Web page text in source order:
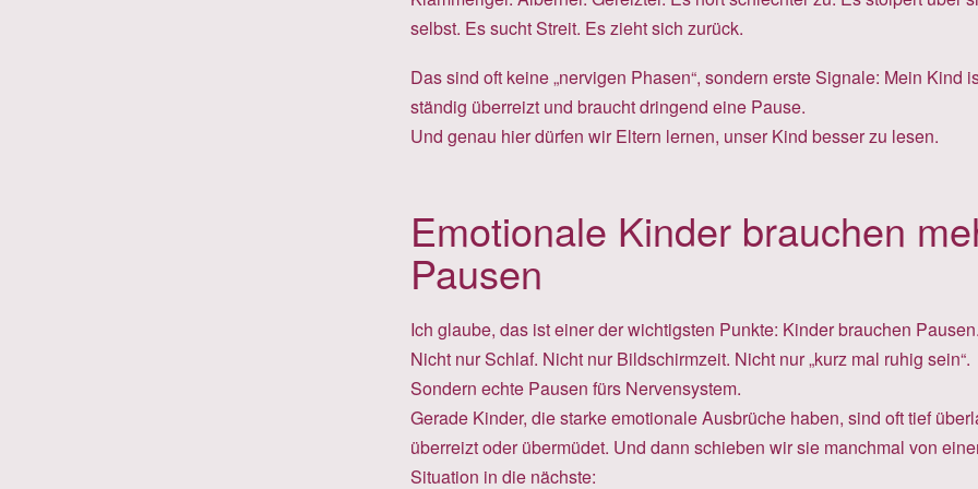
selbst. Es sucht Streit. Es zieht sich zurück.
Das sind oft keine „nervigen Phasen“, sondern erste Signale: Mein Kind
ständig überreizt und braucht dringend eine Pause.
Und genau hier dürfen wir Eltern lernen, unser Kind besser zu lesen.
Emotionale Kinder brauchen
Pausen
Ich glaube, das ist einer der wichtigsten Punkte: Kinder brauchen Pausen.
Nicht nur Schlaf. Nicht nur Bildschirmzeit. Nicht nur „kurz mal ruhig sein“.
Sondern echte Pausen fürs Nervensystem.
Gerade Kinder, die starke emotionale Ausbrüche haben, sind oft tief
überreizt oder übermüdet. Und dann schieben wir sie manchmal von
Situation in die nächste: